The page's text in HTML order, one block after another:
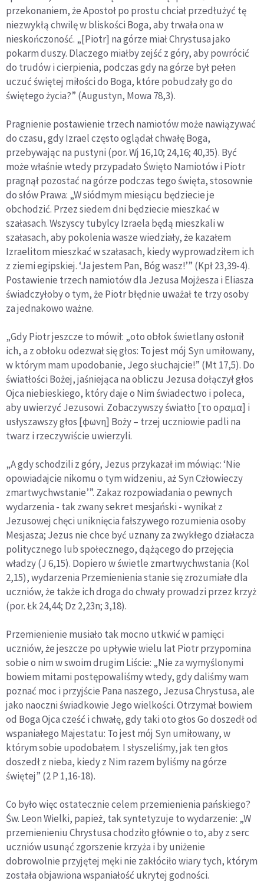
przekonaniem, że Apostoł po prostu chciał przedłużyć tę
niezwykłą chwilę w bliskości Boga, aby trwała ona w
nieskończoność. „[Piotr] na górze miał Chrystusa jako
pokarm duszy. Dlaczego miałby zejść z góry, aby powrócić
do trudów i cierpienia, podczas gdy na górze był pełen
uczuć świętej miłości do Boga, które pobudzały go do
świętego życia?” (Augustyn, Mowa 78,3).
Pragnienie postawienie trzech namiotów może nawiązywać
do czasu, gdy Izrael często oglądał chwałę Boga,
przebywając na pustyni (por. Wj 16,10; 24,16; 40,35). Być
może właśnie wtedy przypadało Święto Namiotów i Piotr
pragnął pozostać na górze podczas tego święta, stosownie
do słów Prawa: „W siódmym miesiącu będziecie je
obchodzić. Przez siedem dni będziecie mieszkać w
szałasach. Wszyscy tubylcy Izraela będą mieszkali w
szałasach, aby pokolenia wasze wiedziały, że kazałem
Izraelitom mieszkać w szałasach, kiedy wyprowadziłem ich
z ziemi egipskiej. ‘Ja jestem Pan, Bóg wasz!’” (Kpł 23,39-4).
Postawienie trzech namiotów dla Jezusa Mojżesza i Eliasza
świadczyłoby o tym, że Piotr błędnie uważał te trzy osoby
za jednakowo ważne.
„Gdy Piotr jeszcze to mówił: „oto obłok świetlany osłonił
ich, a z obłoku odezwał się głos: To jest mój Syn umiłowany,
w którym mam upodobanie, Jego słuchajcie!” (Mt 17,5). Do
światłości Bożej, jaśniejąca na obliczu Jezusa dołączył głos
Ojca niebieskiego, który daje o Nim świadectwo i poleca,
aby uwierzyć Jezusowi. Zobaczywszy światło [το οραμα] i
usłyszawszy głos [φωνη] Boży – trzej uczniowie padli na
twarz i rzeczywiście uwierzyli.
„A gdy schodzili z góry, Jezus przykazał im mówiąc: ‘Nie
opowiadajcie nikomu o tym widzeniu, aż Syn Człowieczy
zmartwychwstanie’”. Zakaz rozpowiadania o pewnych
wydarzenia - tak zwany sekret mesjański - wynikał z
Jezusowej chęci uniknięcia fałszywego rozumienia osoby
Mesjasza; Jezus nie chce być uznany za zwykłego działacza
politycznego lub społecznego, dążącego do przejęcia
władzy (J 6,15). Dopiero w świetle zmartwychwstania (Kol
2,15), wydarzenia Przemienienia stanie się zrozumiałe dla
uczniów, że także ich droga do chwały prowadzi przez krzyż
(por. Łk 24,44; Dz 2,23n; 3,18).
Przemienienie musiało tak mocno utkwić w pamięci
uczniów, że jeszcze po upływie wielu lat Piotr przypomina
sobie o nim w swoim drugim Liście: „Nie za wymyślonymi
bowiem mitami postępowaliśmy wtedy, gdy daliśmy wam
poznać moc i przyjście Pana naszego, Jezusa Chrystusa, ale
jako naoczni świadkowie Jego wielkości. Otrzymał bowiem
od Boga Ojca cześć i chwałę, gdy taki oto głos Go doszedł od
wspaniałego Majestatu: To jest mój Syn umiłowany, w
którym sobie upodobałem. I słyszeliśmy, jak ten głos
doszedł z nieba, kiedy z Nim razem byliśmy na górze
świętej” (2 P 1,16-18).
Co było więc ostatecznie celem przemienienia pańskiego?
Św. Leon Wielki, papież, tak syntetyzuje to wydarzenie: „W
przemienieniu Chrystusa chodziło głównie o to, aby z serc
uczniów usunąć zgorszenie krzyża i by uniżenie
dobrowolnie przyjętej męki nie zakłóciło wiary tych, którym
została objawiona wspaniałość ukrytej godności.